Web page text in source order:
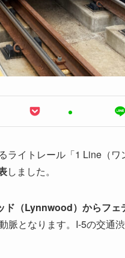
ライトレール「1 Line（
しました。
ド（Lynnwood）からフ
脈となります。I-5の交通